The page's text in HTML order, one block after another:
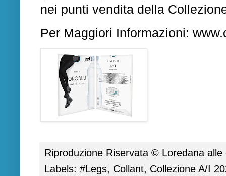
nei punti vendita della
Per Maggiori Informazioni:
Riproduzione Riservata © Loredana
Labels: #Legs, Collant, Collezione A/I